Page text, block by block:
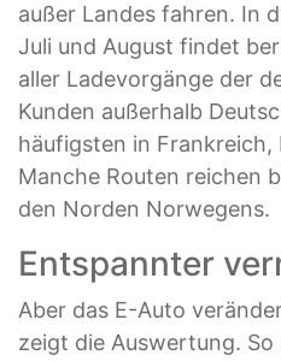
außer Landes fahren. In
Juli und August findet
aller Ladevorgänge der
Kunden außerhalb
häufigsten in Frankreich,
Manche Routen reichen
den Norden Norwegens.
Entspannter
Aber das E-Auto
zeigt die Auswertung.